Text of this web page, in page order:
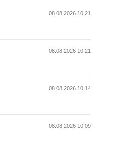
08.08.2026 10:21
08.08.2026 10:21
08.08.2026 10:14
08.08.2026 10:09